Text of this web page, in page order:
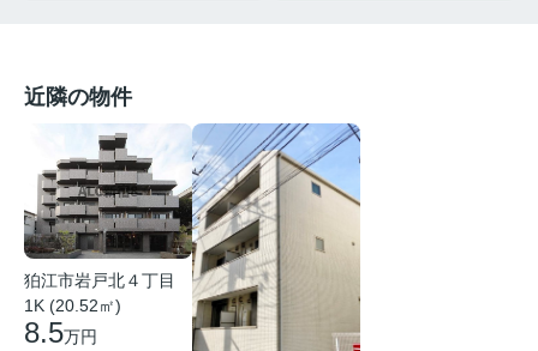
近隣の物件
狛江市岩戸北４丁目
1K (20.52㎡)
8.5万円